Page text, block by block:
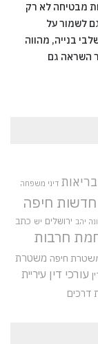
מבטיחה לא רק
לשמור על
בנייה, מהווה
השראה גם
בריאות דיני משפחה
חדשות חיפה
יהב ירושלים יש כתב
חרבות
חיפה משטרת
עורכי דין עיריית
דרכים